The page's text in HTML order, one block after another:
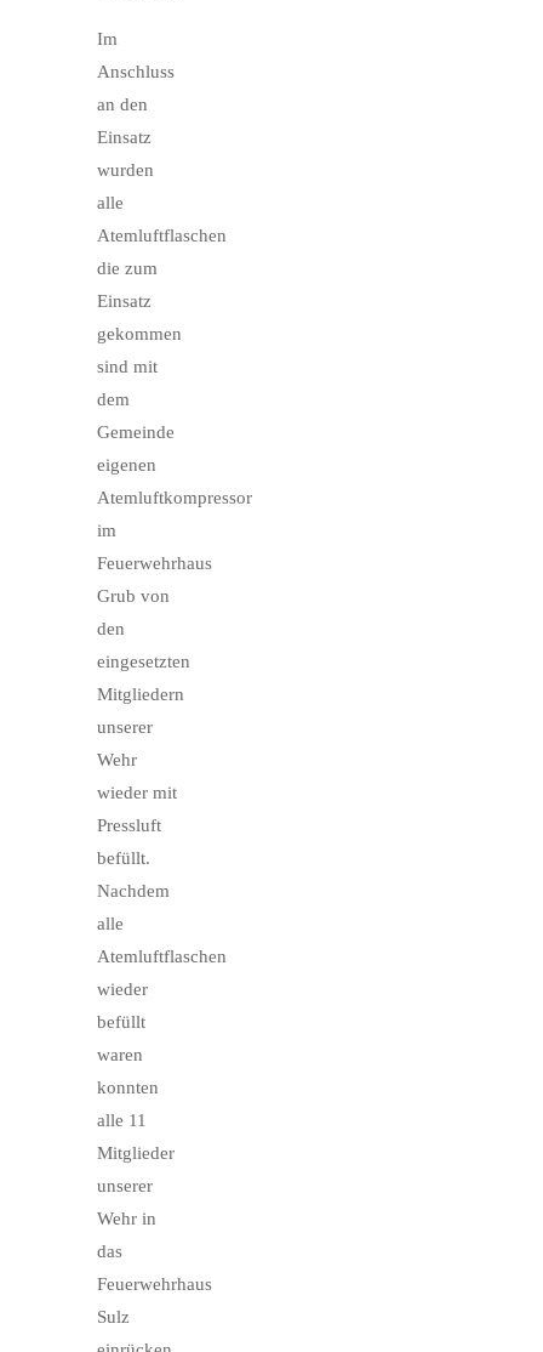
Im
Anschluss
an den
Einsatz
wurden
alle
Atemluftflaschen
die zum
Einsatz
gekommen
sind mit
dem
Gemeinde
eigenen
Atemluftkompressor
im
Feuerwehrhaus
Grub von
den
eingesetzten
Mitgliedern
unserer
Wehr
wieder mit
Pressluft
befüllt.
Nachdem
alle
Atemluftflaschen
wieder
befüllt
waren
konnten
alle 11
Mitglieder
unserer
Wehr in
das
Feuerwehrhaus
Sulz